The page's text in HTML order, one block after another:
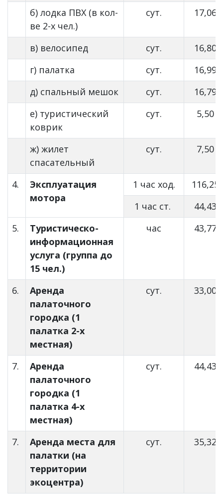
б) лодка ПВХ (в кол-
ве 2-х чел.)
сут. 17,06
в) велосипед сут.
16,80
г) палатка
сут.
16,99
д) спальный мешок
сут.
16,79
е) туристический
коврик
сут. 5,50
ж) жилет
спасательный
сут. 7,50
4.
Эксплуатация
мотора
1 час ход.
116,25
1 час ст.
44,43
5.
Туристическо-
информационная
услуга (группа до
15 чел.)
час 43,77
6.
Аренда
палаточного
городка (1
палатка 2-х
местная)
сут. 33,00
7.
Аренда
палаточного
городка (1
палатка 4-х
местная)
сут. 44,43
7.
Аренда места для
палатки (на
территории
экоцентра)
сут. 35,32